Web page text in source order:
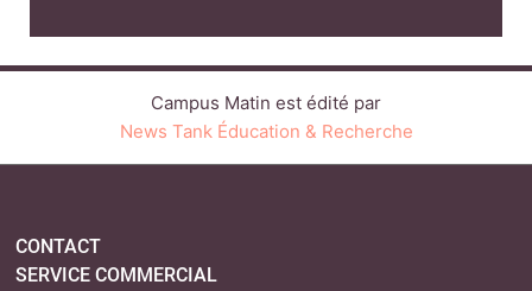
Campus Matin est édité par
News Tank Éducation & Recherche
CONTACT
SERVICE COMMERCIAL